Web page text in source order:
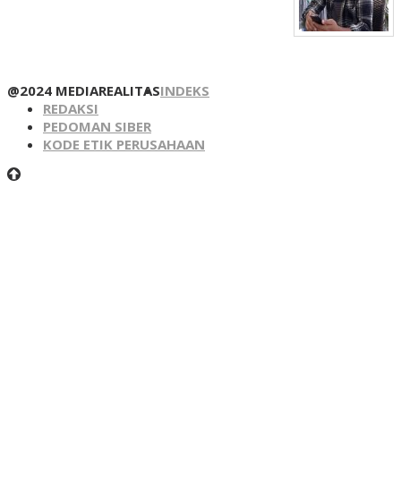
@2024 MEDIAREALITASINDEKS
REDAKSI
PEDOMAN SIBER
KODE ETIK PERUSAHAAN